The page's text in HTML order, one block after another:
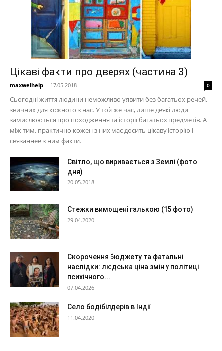
Цікаві факти про дверях (частина 3)
maxwelhelp - 17.05.2018 0
Сьогодні життя людини неможливо уявити без багатьох речей,
звичних для кожного з нас. У той же час, лише деякі люди
замислюються про походження та історії багатьох предметів. А
між тим, практично кожен з них має досить цікаву історію і
связаннее з ним факти.
Світло, що виривається з Землі (фото
дня)
20.05.2018
Стежки вимощені галькою (15 фото)
29.04.2020
Скорочення бюджету та фатальні
наслідки: людська ціна змін у політиці
психічного...
07.04.2026
Село бодібілдерів в Індії
11.04.2020